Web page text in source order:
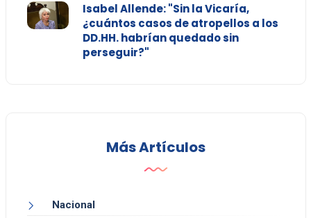
Isabel Allende: "Sin la Vicaría,
¿cuántos casos de atropellos a los
DD.HH. habrían quedado sin
perseguir?"
Más Artículos
Nacional